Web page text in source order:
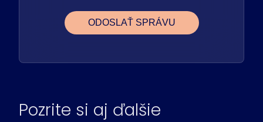
Pozrite si aj ďalšie